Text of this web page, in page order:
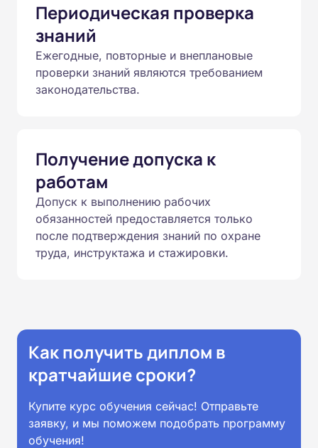
Периодическая проверка
знаний
Ежегодные, повторные и внеплановые
проверки знаний являются требованием
законодательства.
Получение допуска к
работам
Допуск к выполнению рабочих
обязанностей предоставляется только
после подтверждения знаний по охране
труда, инструктажа и стажировки.
Как получить диплом в
кратчайшие сроки?
Купите курс обучения сейчас! Отправьте
заявку, и мы поможем подобрать программу
обучения!